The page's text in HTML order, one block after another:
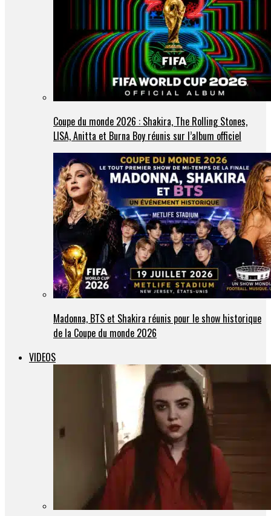
Coupe du monde 2026 : Shakira, The Rolling Stones,
LISA, Anitta et Burna Boy réunis sur l’album officiel
Madonna, BTS et Shakira réunis pour le show historique
de la Coupe du monde 2026
VIDEOS